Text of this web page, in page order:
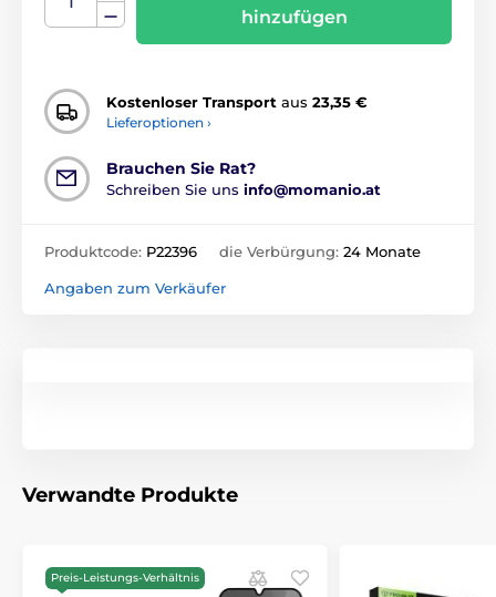
hinzufügen
Kostenloser Transport aus 23,35 €
Lieferoptionen ›
Brauchen Sie Rat?
Schreiben Sie uns info@momanio.at
Produktcode: P22396 die Verbürgung: 24 Monate
Angaben zum Verkäufer
Verwandte Produkte
Preis-Leistungs-Verhältnis